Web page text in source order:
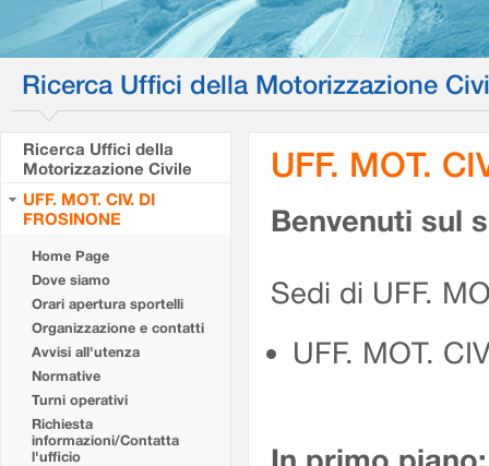
Ricerca Uffici della Motorizzazione
Ricerca Uffici della
Motorizzazione Civile
UFF. MOT. CIV. DI
FROSINONE
Home Page
Dove siamo
Orari apertura sportelli
Organizzazione e contatti
Avvisi all'utenza
Normative
Turni operativi
Richiesta
informazioni/Contatta
l'ufficio
UFF. MOT.
Benvenuti sul
Sedi di UFF.
UFF. MOT.
In primo piano: